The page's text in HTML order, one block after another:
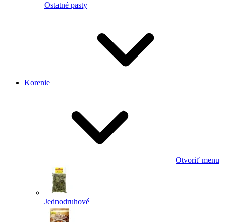
Ostatné pasty
Korenie
Otvoriť menu
Jednodruhové